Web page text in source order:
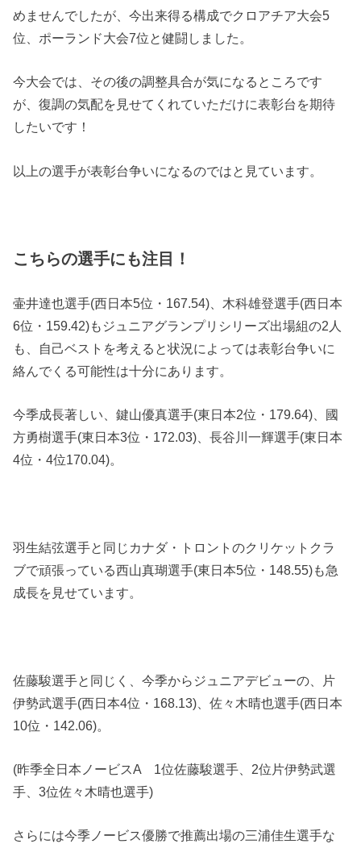
めませんでしたが、今出来得る構成でクロアチア大会5
位、ポーランド大会7位と健闘しました。
今大会では、その後の調整具合が気になるところです
が、復調の気配を見せてくれていただけに表彰台を期待
したいです！
以上の選手が表彰台争いになるのではと見ています。
こちらの選手にも注目！
壷井達也選手(西日本5位・167.54)、木科雄登選手(西日本
6位・159.42)もジュニアグランプリシリーズ出場組の2人
も、自己ベストを考えると状況によっては表彰台争いに
絡んでくる可能性は十分にあります。
今季成長著しい、鍵山優真選手(東日本2位・179.64)、國
方勇樹選手(東日本3位・172.03)、長谷川一輝選手(東日本
4位・4位170.04)。
羽生結弦選手と同じカナダ・トロントのクリケットクラ
ブで頑張っている西山真瑚選手(東日本5位・148.55)も急
成長を見せています。
佐藤駿選手と同じく、今季からジュニアデビューの、片
伊勢武選手(西日本4位・168.13)、佐々木晴也選手(西日本
10位・142.06)。
(昨季全日本ノービスA 1位佐藤駿選手、2位片伊勢武選
手、3位佐々木晴也選手)
さらには今季ノービス優勝で推薦出場の三浦佳生選手な